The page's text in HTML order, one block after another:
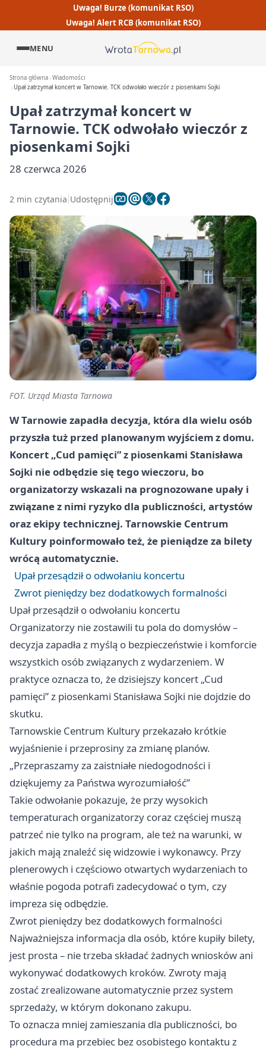
Uwaga! Burze (komunikat RSO)
Uwaga! Alert RCB (komunikat RSO)
MENU
Strona główna Wiadomości
Upał zatrzymał koncert w Tarnowie. TCK odwołało wieczór z piosenkami Sojki
Upał zatrzymał koncert w
Tarnowie. TCK odwołało wieczór z
piosenkami Sojki
28 czerwca 2026
2 min czytania Udostępnij
FOT. Urząd Miasta Tarnowa
W Tarnowie zapadła decyzja, która dla wielu osób
przyszła tuż przed planowanym wyjściem z domu.
Koncert „Cud pamięci” z piosenkami Stanisława
Sojki nie odbędzie się tego wieczoru, bo
organizatorzy wskazali na prognozowane upały i
związane z nimi ryzyko dla publiczności, artystów
oraz ekipy technicznej. Tarnowskie Centrum
Kultury poinformowało też, że pieniądze za bilety
wrócą automatycznie.
Upał przesądził o odwołaniu koncertu
Zwrot pieniędzy bez dodatkowych formalności
Upał przesądził o odwołaniu koncertu
Organizatorzy nie zostawili tu pola do domysłów –
decyzja zapadła z myślą o bezpieczeństwie i komforcie
wszystkich osób związanych z wydarzeniem. W
praktyce oznacza to, że dzisiejszy koncert „Cud
pamięci” z piosenkami Stanisława Sojki nie dojdzie do
skutku.
Tarnowskie Centrum Kultury przekazało krótkie
wyjaśnienie i przeprosiny za zmianę planów.
„Przepraszamy za zaistniałe niedogodności i
dziękujemy za Państwa wyrozumiałość”
Takie odwołanie pokazuje, że przy wysokich
temperaturach organizatorzy coraz częściej muszą
patrzeć nie tylko na program, ale też na warunki, w
jakich mają znaleźć się widzowie i wykonawcy. Przy
plenerowych i częściowo otwartych wydarzeniach to
właśnie pogoda potrafi zadecydować o tym, czy
impreza się odbędzie.
Zwrot pieniędzy bez dodatkowych formalności
Najważniejsza informacja dla osób, które kupiły bilety,
jest prosta – nie trzeba składać żadnych wniosków ani
wykonywać dodatkowych kroków. Zwroty mają
zostać zrealizowane automatycznie przez system
sprzedaży, w którym dokonano zakupu.
To oznacza mniej zamieszania dla publiczności, bo
procedura ma przebiec bez osobistego kontaktu z